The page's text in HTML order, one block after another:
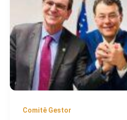
Comitê Gestor